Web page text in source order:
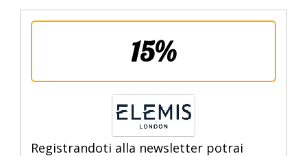
15%
Registrandoti alla newsletter potrai